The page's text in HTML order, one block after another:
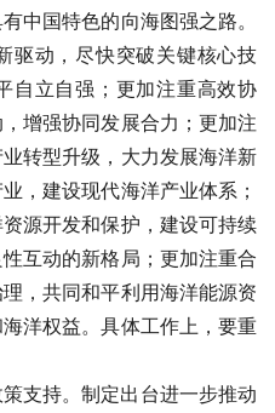
中国特色的向海图强之路。
驱动，尽快突破关键核心技
自立自强；更加注重高效协
增强协同发展合力；更加注
转型升级，大力发展海洋新
，建设现代海洋产业体系；
源开发和保护，建设可持续
互动的新格局；更加注重合
，共同和平利用海洋能源资
洋权益。具体工作上，要重
支持。制定出台进一步推动